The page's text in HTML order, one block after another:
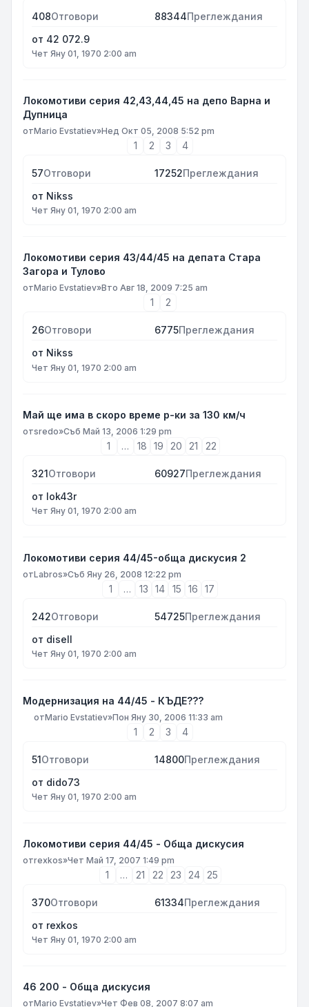
408Отговори 88344Преглеждания
от 42 072.9
Чет Яну 01, 1970 2:00 am
Локомотиви серия 42,43,44,45 на депо Варна и
Дупница
отMario Evstatiev»Нед Окт 05, 2008 5:52 pm
1 2 3 4
57Отговори 17252Преглеждания
от Nikss
Чет Яну 01, 1970 2:00 am
Локомотиви серия 43/44/45 на депата Стара
Загора и Тулово
отMario Evstatiev»Вто Авг 18, 2009 7:25 am
1 2
26Отговори 6775Преглеждания
от Nikss
Чет Яну 01, 1970 2:00 am
Май ще има в скоро време р-ки за 130 км/ч
отsredo»Съб Май 13, 2006 1:29 pm
1 … 18 19 20 21 22
321Отговори 60927Преглеждания
от lok43r
Чет Яну 01, 1970 2:00 am
Локомотиви серия 44/45-обща дискусия 2
отLabros»Съб Яну 26, 2008 12:22 pm
1 … 13 14 15 16 17
242Отговори 54725Преглеждания
от disell
Чет Яну 01, 1970 2:00 am
Модернизация на 44/45 - КЪДЕ???
отMario Evstatiev»Пон Яну 30, 2006 11:33 am
1 2 3 4
51Отговори 14800Преглеждания
от dido73
Чет Яну 01, 1970 2:00 am
Локомотиви серия 44/45 - Обща дискусия
отrexkos»Чет Май 17, 2007 1:49 pm
1 … 21 22 23 24 25
370Отговори 61334Преглеждания
от rexkos
Чет Яну 01, 1970 2:00 am
46 200 - Обща дискусия
отMario Evstatiev»Чет Фев 08, 2007 8:07 am